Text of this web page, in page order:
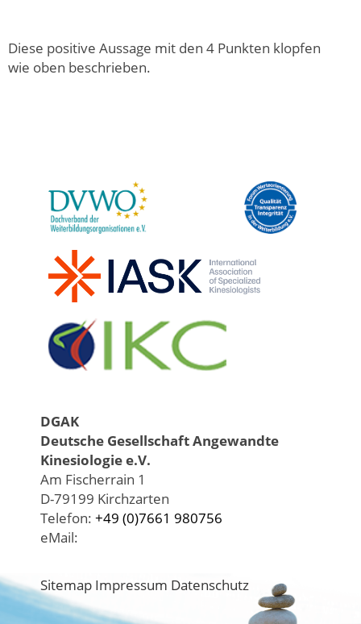
Diese positive Aussage mit den 4 Punkten klopfen
wie oben beschrieben.
DGAK
Deutsche Gesellschaft Angewandte
Kinesiologie e.V.
Am Fischerrain 1
D-79199 Kirchzarten
Telefon: +49 (0)7661 980756
eMail:
Sitemap Impressum Datenschutz